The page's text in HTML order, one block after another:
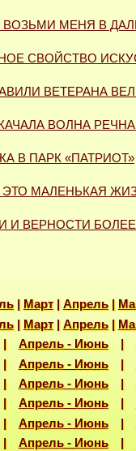
ВОЗЬМИ МЕНЯ В
СВОЙСТВО
ВЕТЕРАНА
ВОЛНА
В ПАРК «ПАТРИОТ»
ЭТО МАЛЕНЬКАЯ
И ВЕРНОСТИ БОЛЕЕ
| Март|Апрель|
| Март|Апрель|
Апрель - Июнь|
Апрель - Июнь|
Апрель - Июнь|
Апрель - Июнь|
Апрель - Июнь|
Апрель - Июнь|